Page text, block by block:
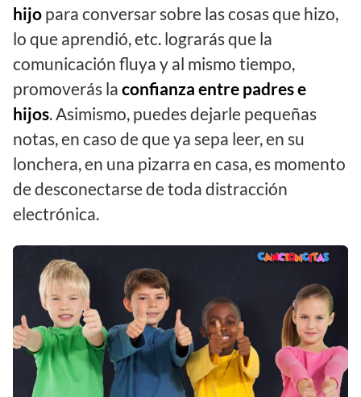
hijo para conversar sobre las cosas que hizo,
lo que aprendió, etc. lograrás que la
comunicación fluya y al mismo tiempo,
promoverás la confianza entre padres e
hijos. Asimismo, puedes dejarle pequeñas
notas, en caso de que ya sepa leer, en su
lonchera, en una pizarra en casa, es momento
de desconectarse de toda distracción
electrónica.